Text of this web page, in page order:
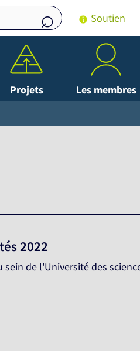
Soutien
Projets Les membres
2022
de l'Université des